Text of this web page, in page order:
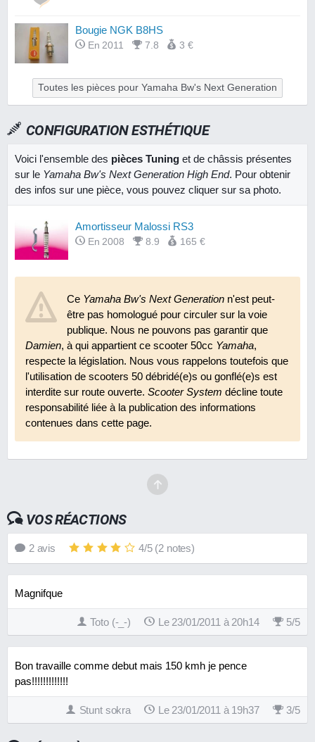
Bougie NGK B8HS
En 2011 7.8 3 €
Toutes les pièces pour Yamaha Bw's Next Generation
CONFIGURATION ESTHÉTIQUE
Voici l'ensemble des pièces Tuning et de châssis présentes
sur le Yamaha Bw's Next Generation High End. Pour obtenir
des infos sur une pièce, vous pouvez cliquer sur sa photo.
Amortisseur Malossi RS3
En 2008 8.9 165 €
Ce Yamaha Bw's Next Generation n'est peut-
être pas homologué pour circuler sur la voie
publique. Nous ne pouvons pas garantir que
Damien, à qui appartient ce scooter 50cc Yamaha,
respecte la législation. Nous vous rappelons toutefois que
l'utilisation de scooters 50 débridé(e)s ou gonflé(e)s est
interdite sur route ouverte. Scooter System décline toute
responsabilité liée à la publication des informations
contenues dans cette page.
VOS RÉACTIONS
2avis 4/5(2 notes)
Magnifque
Toto (-_-) Le 23/01/2011 à 20h14 5/5
Bon travaille comme debut mais 150 kmh je pence
pas!!!!!!!!!!!!!
Stunt sokra Le 23/01/2011 à 19h37 3/5